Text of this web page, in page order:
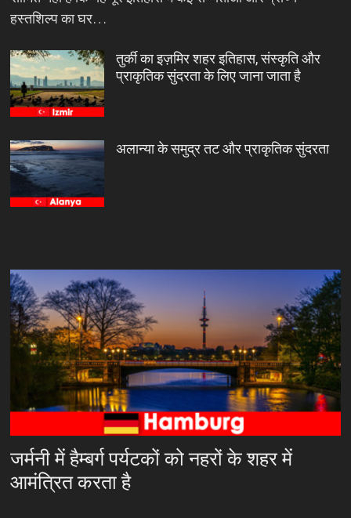
हस्तशिल्प का घर…
तुर्की का इज़मिर शहर इतिहास, संस्कृति और
प्राकृतिक सुंदरता के लिए जाना जाता है
अलान्या के समुद्र तट और प्राकृतिक सुंदरता
जर्मनी में हैम्बर्ग पर्यटकों को नहरों के शहर में
आमंत्रित करता है